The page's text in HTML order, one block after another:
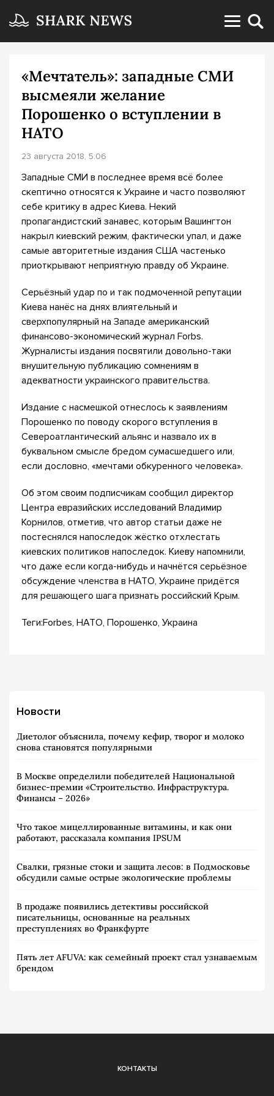
«Мечтатель»: западные СМИ
высмеяли желание
Порошенко о вступлении в
НАТО
23 августа 2018, 5:06
Западные СМИ в последнее время всё более
скептично относятся к Украине и часто позволяют
себе критику в адрес Киева. Некий
пропагандистский занавес, которым Вашингтон
накрыл киевский режим, фактически упал, и даже
самые авторитетные издания США частенько
приоткрывают неприятную правду об Украине.
Серьёзный удар по и так подмоченной репутации
Киева нанёс на днях влиятельный и
сверхпопулярный на Западе американский
финансово-экономический журнал Forbs.
Журналисты издания посвятили довольно-таки
внушительную публикацию сомнениям в
адекватности украинского правительства.
Издание с насмешкой отнеслось к заявлениям
Порошенко по поводу скорого вступления в
Североатлантический альянс и назвало их в
буквальном смысле бредом сумасшедшего или,
если дословно, «мечтами обкуренного человека».
Об этом своим подписчикам сообщил директор
Центра евразийских исследований Владимир
Корнилов, отметив, что автор статьи даже не
постеснялся напоследок жёстко отхлестать
киевских политиков напоследок. Киеву напомнили,
что даже если когда-нибудь и начнётся серьёзное
обсуждение членства в НАТО, Украине придётся
для решающего шага признать российский Крым.
Теги:Forbes, НАТО, Порошенко, Украина
Новости
Диетолог объяснила, почему кефир, творог и молоко
снова становятся популярными
В Москве определили победителей Национальной
бизнес-премии «Строительство. Инфраструктура.
Финансы – 2026»
Что такое мицеллированные витамины, и как они
работают, рассказала компания IPSUM
Свалки, грязные стоки и защита лесов: в Подмосковье
обсудили самые острые экологические проблемы
В продаже появились детективы российской
писательницы, основанные на реальных
преступлениях во Франкфурте
Пять лет AFUVA: как семейный проект стал узнаваемым
брендом
КОНТАКТЫ